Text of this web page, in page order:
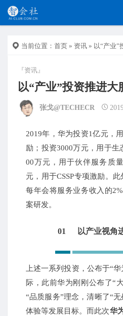
当前位置： 首页 » 资讯 » 以“产业”
『资讯』
以“产业”投资推进大
张戈@TECHECR
2019年，华为投资1亿元，
励；投资3000万元，用于生
00万元，用于伙伴服务质
元，用于CSSP专项激励。
每年会将服务业务收入的
案研发。
01 以产业视角
上述一系列投资，公布于“
际，此前华为刚刚公布了“
“品质服务”理念，清晰了“
体验等发展目标。而此次华